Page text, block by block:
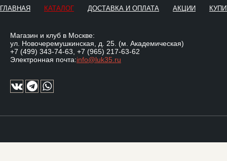
ГЛАВНАЯ КАТАЛОГ ДОСТАВКА И ОПЛАТА АКЦИИ
Магазин и клуб в Москве:
ул. Новочеремушкинская, д. 25. (м. Академическая)
+7 (499) 343-74-63 +7 (965) 217-63-62
Электронная почта:info@luk35.ru